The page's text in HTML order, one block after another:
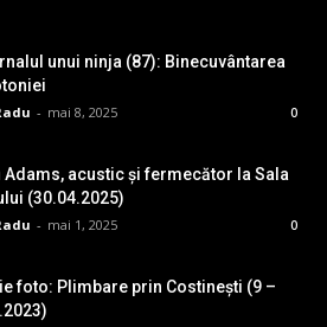
unui ninja (87): Binecuvântarea
- mai 8, 2025 0
Adams, acustic și fermecător la Sala
(30.04.2025)
- mai 1, 2025 0
foto: Plimbare prin Costinești (9 –